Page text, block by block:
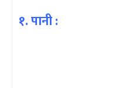
१. पानी :